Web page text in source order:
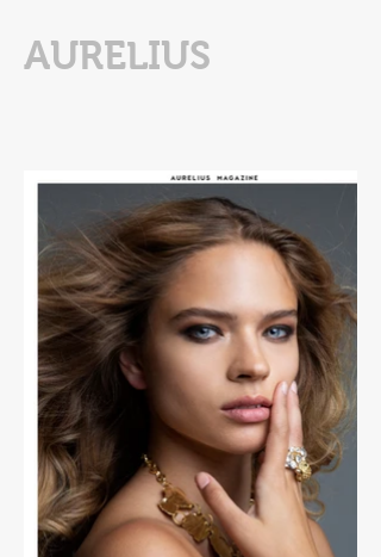
AURELIUS